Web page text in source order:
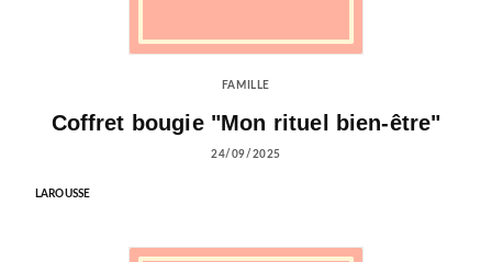
FAMILLE
Coffret bougie "Mon rituel bien-être"
24/09/2025
LAROUSSE